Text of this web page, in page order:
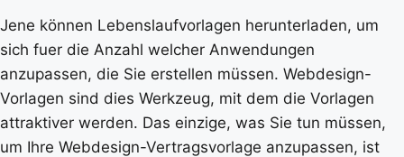
Jene können Lebenslaufvorlagen herunterladen, um
sich fuer die Anzahl welcher Anwendungen
anzupassen, die Sie erstellen müssen. Webdesign-
Vorlagen sind dies Werkzeug, mit dem die Vorlagen
attraktiver werden. Das einzige, was Sie tun müssen,
um Ihre Webdesign-Vertragsvorlage anzupassen, ist